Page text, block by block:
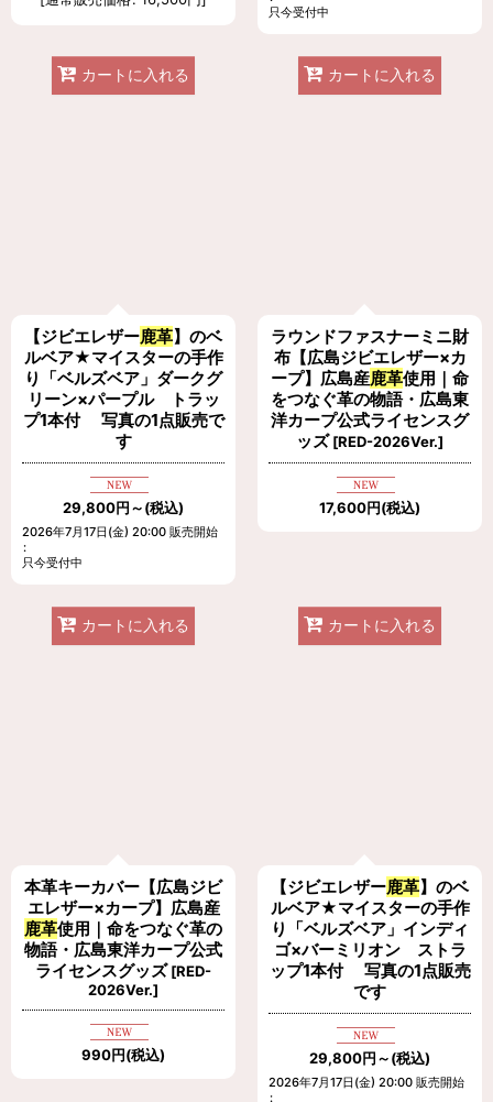
カートに入れる
只今受付中
カートに入れる
【ジビエレザー鹿革】のベ
ルベア★マイスターの手作
り「ベルズベア」ダークグ
リーン×パープル トラッ
プ1本付 写真の1点販売で
す
29,800円～(税込)
2026年7月17日(金) 20:00 販売開始
:
只今受付中
カートに入れる
ラウンドファスナーミニ財
布【広島ジビエレザー×カ
ープ】広島産鹿革使用｜命
をつなぐ革の物語・広島東
洋カープ公式ライセンスグ
ッズ [RED-2026Ver.]
17,600円(税込)
カートに入れる
本革キーカバー【広島ジビ
エレザー×カープ】広島産
鹿革使用｜命をつなぐ革の
物語・広島東洋カープ公式
ライセンスグッズ [RED-
2026Ver.]
990円(税込)
【ジビエレザー鹿革】のベ
ルベア★マイスターの手作
り「ベルズベア」インディ
ゴ×バーミリオン ストラ
ップ1本付 写真の1点販売
です
29,800円～(税込)
2026年7月17日(金) 20:00 販売開始
: